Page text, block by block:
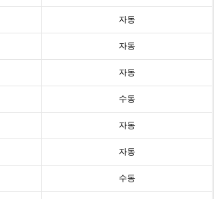
자동
자동
자동
수동
자동
자동
수동